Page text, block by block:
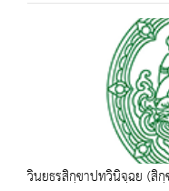
วินยธรสิกฺขาปทวินิจฺฉย (สิกฺ